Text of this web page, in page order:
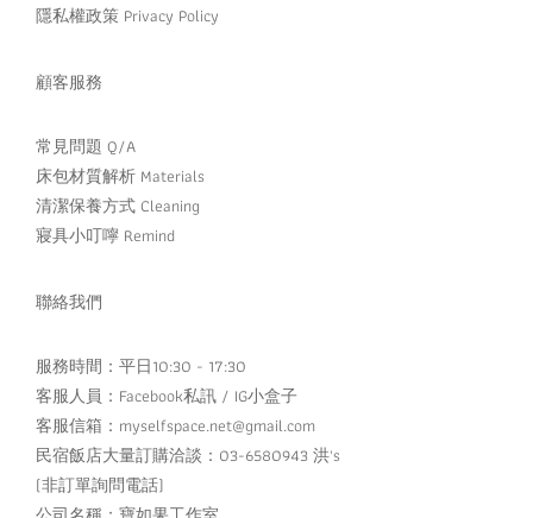
隱私權政策 Privacy Policy
顧客服務
常見問題 Q/A
床包材質解析 Materials
清潔保養方式 Cleaning
寢具小叮嚀 Remind
聯絡我們
服務時間：平日10:30 - 17:30
客服人員： Facebook私訊 / IG小盒子
客服信箱：myselfspace.net@gmail.com
民宿飯店大量訂購洽談：03-6580943 洪's
(非訂單詢問電話)